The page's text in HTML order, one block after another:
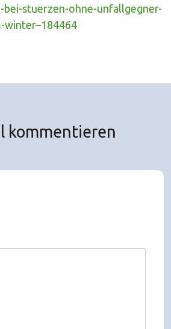
stuerzen-ohne-unfallgegner-
winter–184464
kommentieren